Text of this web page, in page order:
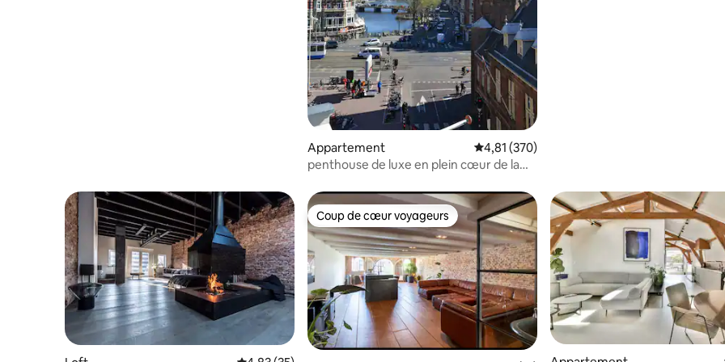
Appartement Évaluation moyenne sur la base de 370
4,81 (370)
penthouse de luxe en plein cœur de la
Coup de cœur voyageurs
Coup de cœur voyageurs